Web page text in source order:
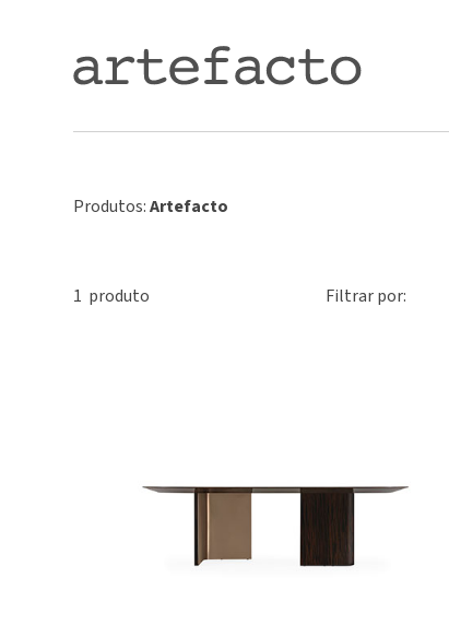
Produtos:Artefacto
1 produto Filtrar por: